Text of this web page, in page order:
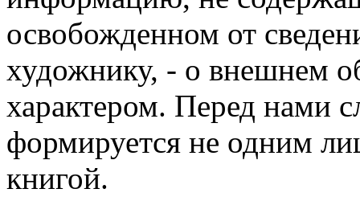
освобожденном от
художнику, - о внешнем
характером. Перед нами
формируется не одним
книгой.